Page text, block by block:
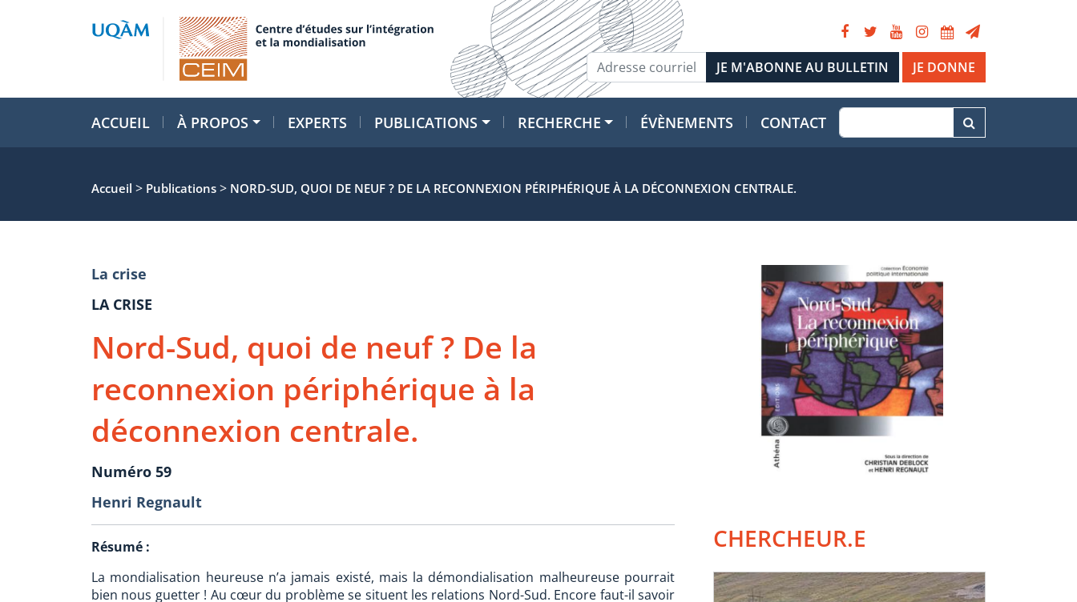
JE DONNE
ACCUEIL À PROPOS EXPERTS PUBLICATIONS RECHERCHE ÉVÈNEMENTS CONTACT
Accueil > Publications > NORD-SUD, QUOI DE NEUF ? DE LA RECONNEXION PÉRIPHÉRIQUE À LA DÉCONNEXION CENTRALE.
La crise
LA CRISE
Nord-Sud, quoi de neuf ? De la
reconnexion périphérique à la
déconnexion centrale.
Numéro 59
Henri Regnault
Résumé :
La mondialisation heureuse n’a jamais existé, mais la démondialisation malheureuse pourrait
bien nous guetter ! Au cœur du problème se situent les relations Nord-Sud. Encore faut-il savoir
CHERCHEUR.E